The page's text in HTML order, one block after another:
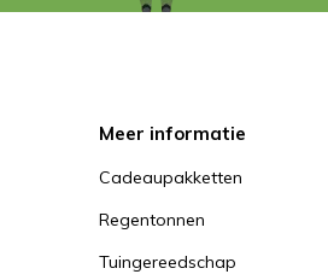
Meer informatie
Cadeaupakketten
Regentonnen
Tuingereedschap